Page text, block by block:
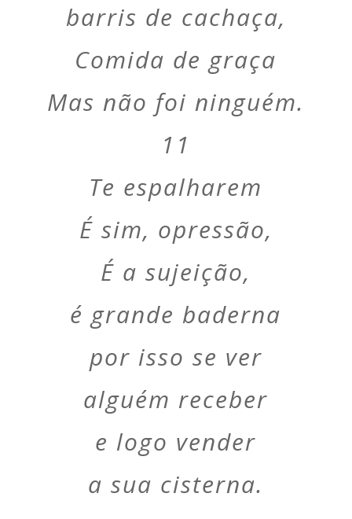
barris de cachaça,
Comida de graça
Mas não foi ninguém.
11
Te espalharem
É sim, opressão,
É a sujeição,
é grande baderna
por isso se ver
alguém receber
e logo vender
a sua cisterna.